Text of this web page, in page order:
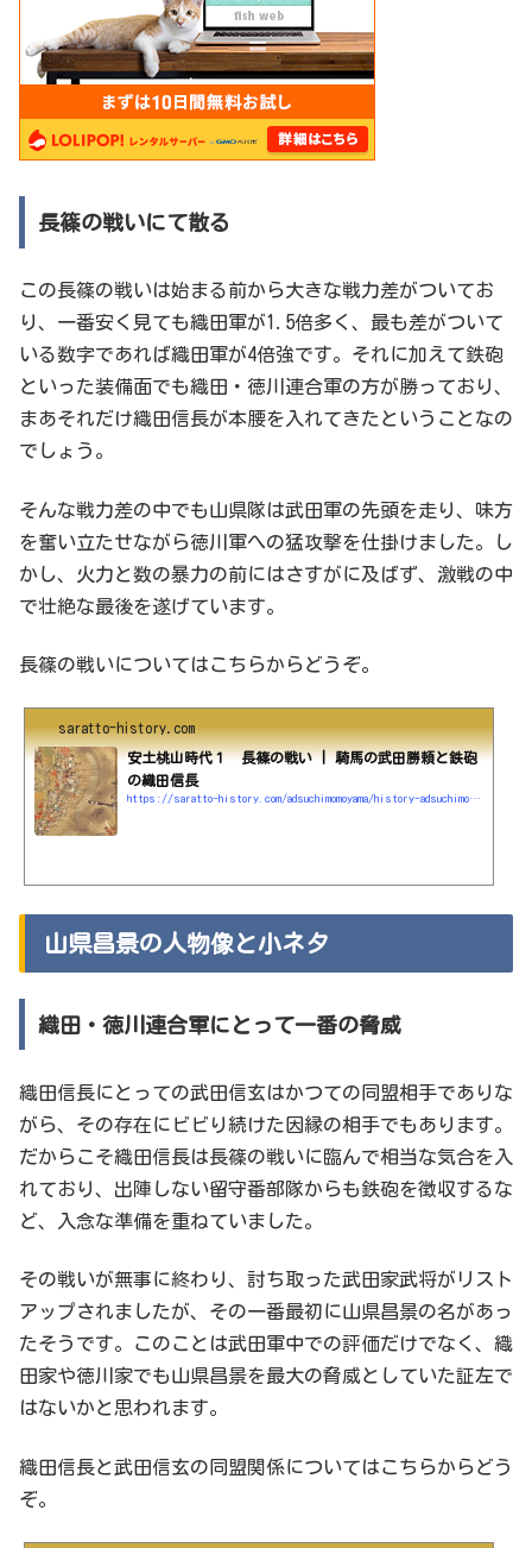
長篠の戦いにて散る
この長篠の戦いは始まる前から大きな戦力差がついてお
り、一番安く見ても織田軍が1.5倍多く、最も差がついて
いる数字であれば織田軍が4倍強です。それに加えて鉄砲
といった装備面でも織田・徳川連合軍の方が勝っており、
まあそれだけ織田信長が本腰を入れてきたということなの
でしょう。
そんな戦力差の中でも山県隊は武田軍の先頭を走り、味方
を奮い立たせながら徳川軍への猛攻撃を仕掛けました。し
かし、火力と数の暴力の前にはさすがに及ばず、激戦の中
で壮絶な最後を遂げています。
長篠の戦いについてはこちらからどうぞ。
saratto-history.com
安土桃山時代１ 長篠の戦い | 騎馬の武田勝頼と鉄砲
の織田信長
https://saratto-history.com/adsuchimomoyama/history-adsuchimomoyama/長篠の戦い
山県昌景の人物像と小ネタ
織田・徳川連合軍にとって一番の脅威
織田信長にとっての武田信玄はかつての同盟相手でありな
がら、その存在にビビり続けた因縁の相手でもあります。
だからこそ織田信長は長篠の戦いに臨んで相当な気合を入
れており、出陣しない留守番部隊からも鉄砲を徴収するな
ど、入念な準備を重ねていました。
その戦いが無事に終わり、討ち取った武田家武将がリスト
アップされましたが、その一番最初に山県昌景の名があっ
たそうです。このことは武田軍中での評価だけでなく、織
田家や徳川家でも山県昌景を最大の脅威としていた証左で
はないかと思われます。
織田信長と武田信玄の同盟関係についてはこちらからどう
ぞ。